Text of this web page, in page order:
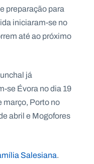
preparação para
iniciaram-se no
até ao próximo
já
se Évora no dia 19
março, Porto no
abril e Mogofores
Salesiana.